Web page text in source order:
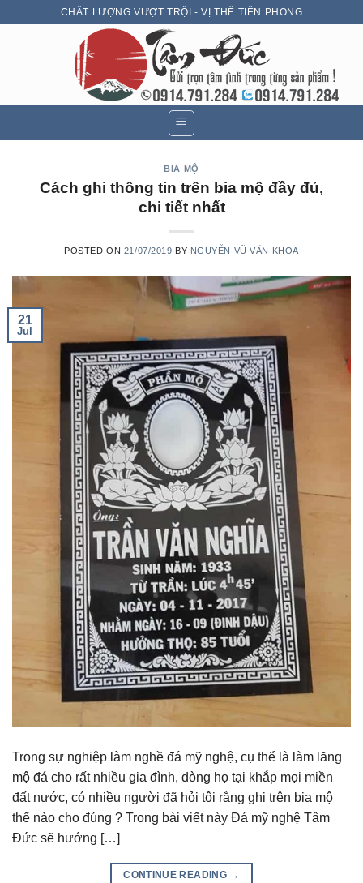
CHẤT LƯỢNG VƯỢT TRỘI - VỊ THẾ TIÊN PHONG
BIA MỘ
Cách ghi thông tin trên bia mộ đầy đủ,
chi tiết nhất
POSTED ON 21/07/2019 BY NGUYỄN VŨ VĂN KHOA
21
Jul
Trong sự nghiệp làm nghề đá mỹ nghệ, cụ thể là làm lăng
mộ đá cho rất nhiều gia đình, dòng họ tại khắp mọi miền
đất nước, có nhiều người đã hỏi tôi rằng ghi trên bia mộ
thế nào cho đúng ? Trong bài viết này Đá mỹ nghệ Tâm
Đức sẽ hướng […]
CONTINUE READING →